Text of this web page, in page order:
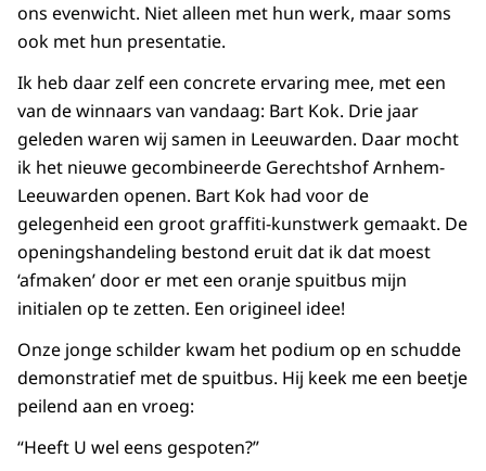
ons evenwicht. Niet alleen met hun werk, maar soms
ook met hun presentatie.
Ik heb daar zelf een concrete ervaring mee, met een
van de winnaars van vandaag: Bart Kok. Drie jaar
geleden waren wij samen in Leeuwarden. Daar mocht
ik het nieuwe gecombineerde Gerechtshof Arnhem-
Leeuwarden openen. Bart Kok had voor de
gelegenheid een groot graffiti-kunstwerk gemaakt. De
openingshandeling bestond eruit dat ik dat moest
‘afmaken’ door er met een oranje spuitbus mijn
initialen op te zetten. Een origineel idee!
Onze jonge schilder kwam het podium op en schudde
demonstratief met de spuitbus. Hij keek me een beetje
peilend aan en vroeg:
“Heeft U wel eens gespoten?”